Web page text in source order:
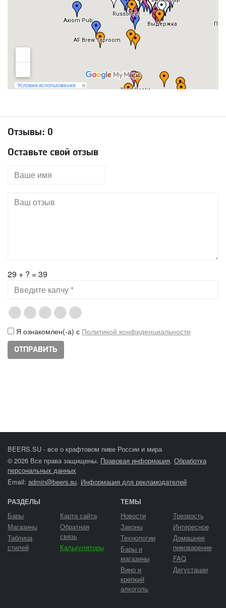
Отзывы: 0
Оставьте свой отзыв
29 + ? = 39
Я ознакомлен(-а) с Политикой конфиденциальности
BEERS.SU - все о крафтовом пиве России и мира
© 2026 Все права защищены. Правовая информация. Обработка
персональных данных
Email: admin@beers.su. Информация для рекламодателей
РАЗДЕЛЫ
Бары
Магазины
Таблица
стилей
Карта сайта
Обратная
связь
Калькуляторы
ТЕМЫ
Новости
Законы
Технологии
Бары и
магазины
Вино и
крепкий
алкоголь
Трезвость
Интересное
Домашнее
пивоварение
FAQ
Дегустации